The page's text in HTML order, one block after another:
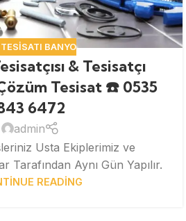
BANYO
& Tesisatçı
Tesisat ☎️ 0535
6472
admin
Usta Ekiplerimiz ve
Tarafından Aynı Gün Yapılır.
READING